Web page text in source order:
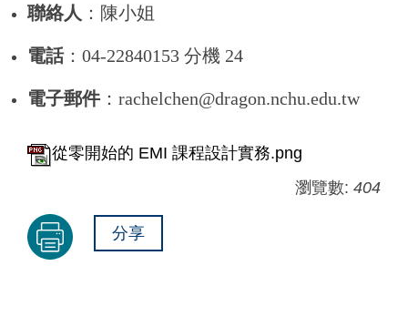
聯絡人 ：陳小姐
電話：04-22840153 分機 24
電子郵件：rachelchen@dragon.nchu.edu.tw
從零開始的 EMI 課程設計實務.png
瀏覽數: 404
分享